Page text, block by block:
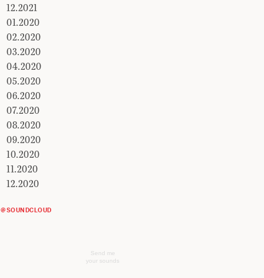
12.2021
01.2020
02.2020
03.2020
04.2020
05.2020
06.2020
07.2020
08.2020
09.2020
10.2020
11.2020
12.2020
@SOUNDCLOUD
Send me
your sounds